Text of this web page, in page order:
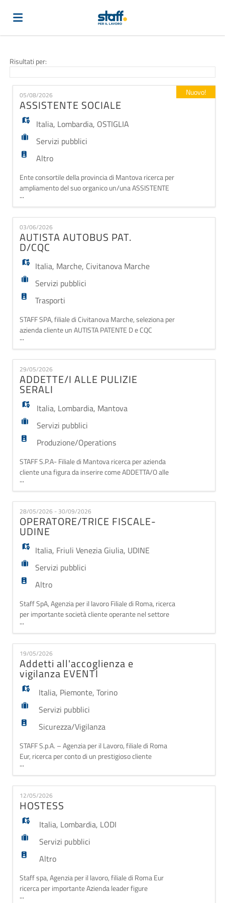
Offerte
di
lavoro
Carica
il
CV
Login
Lingua
EN
FR
IT
DE
ES
Risultati per:
05/08/2026
ASSISTENTE SOCIALE
Italia, Lombardia, OSTIGLIA
Servizi pubblici
Altro
Ente consortile della provincia di Mantova ricerca per
ampliamento del suo organico un/una ASSISTENTE
SOCIALE iscritto/a all'ALBO L'ente si occupa di
gestire ed erogare servizi ed attività nell'ambito delle
politiche sociali per un gruppo di comuni della
provincia di Mantova. In particolare la persona che
stiamo cercando è dedicata alla comunità
...
Nuovo!
03/06/2026
AUTISTA AUTOBUS PAT.
D/CQC
Italia, Marche, Civitanova Marche
Servizi pubblici
Trasporti
STAFF SPA, filiale di Civitanova Marche, seleziona per
azienda cliente un AUTISTA PATENTE D e CQC
PERSONE con esperienza pregressa nella guida di
autobus per trasporto pubblico locale. Si richiede
disponibilità dal lunedì al sabato con orario spezzato
per un totale di 39h sett.li. Si offre contratto a tempo
determinato dal mese di giugno 2026 al
...
29/05/2026
ADDETTE/I ALLE PULIZIE
SERALI
Italia, Lombardia, Mantova
Servizi pubblici
Produzione/Operations
STAFF S.P.A- Filiale di Mantova ricerca per azienda
cliente una figura da inserire come ADDETTA/O alle
pulizie serali. La risorsa selezionata si occuperà di
attività di pulizie serali presso un punto vendita
situato nella zona di Mantova. Requisiti richiesti: -
Disponibilità a lavorare nella fascia oraria tra le 16:00
e le 23:00; - Precisione e
...
28/05/2026 - 30/09/2026
OPERATORE/TRICE FISCALE-
UDINE
Italia, Friuli Venezia Giulia, UDINE
Servizi pubblici
Altro
Staff SpA, Agenzia per il lavoro Filiale di Roma, ricerca
per importante società cliente operante nel settore
dei servizi e della consulenza fiscale: 1
OPERATORE/TRICE FISCALE per sostituzione
maternità che si occuperà di compilazione ed
elaborazione pratiche (730, CU, Isee, ecc), per la sede
di Udine Requisiti: - esperienza pregressa in ambito
...
19/05/2026
Addetti all'accoglienza e
vigilanza EVENTI
Italia, Piemonte,Torino
Servizi pubblici
Sicurezza/Vigilanza
STAFF S.p.A. – Agenzia per il Lavoro, filiale di Roma
Eur, ricerca per conto di un prestigioso cliente
operante nel settore della sicurezza non armata, con
consolidata esperienza nella gestione di eventi
pubblici e istituzionali, figure di: Addetti Accoglienza e
sorveglianza per EVENTI non armata – Torino e
dintorni Personale dinamici, affidabili
...
12/05/2026
HOSTESS
Italia, Lombardia, LODI
Servizi pubblici
Altro
Staff spa, Agenzia per il lavoro, filiale di Roma Eur
ricerca per importante Azienda leader figure
da Hostess all'interno del proprio organico. La figura
...